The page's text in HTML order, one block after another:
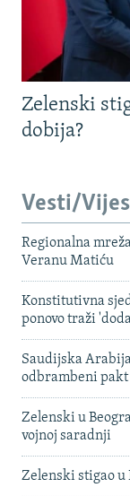
Zelenski
dobija?
Vesti/
Regionalna
Veranu Matiću
Konstitutivna
ponovo traži
Saudijska
odbrambeni pakt
Zelenski u
vojnoj saradnji
Zelenski stigao u